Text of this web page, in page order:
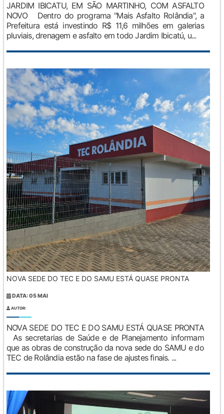
JARDIM IBICATU, EM SÃO MARTINHO, COM ASFALTO
NOVO Dentro do programa "Mais Asfalto Rolândia", a
Prefeitura está investindo R$ 11,6 milhões em galerias
pluviais, drenagem e asfalto em todo Jardim Ibicatú, u...
NOVA SEDE DO TEC E DO SAMU ESTÁ QUASE PRONTA
DATA: 05 MAI
AUTOR:
NOVA SEDE DO TEC E DO SAMU ESTÁ QUASE PRONTA
As secretarias de Saúde e de Planejamento informam
que as obras de construção da nova sede do SAMU e do
TEC de Rolândia estão na fase de ajustes finais. ...